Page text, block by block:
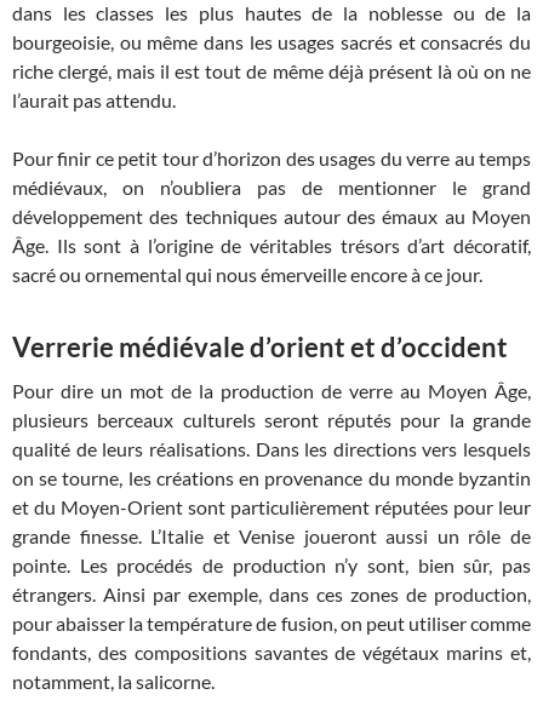
dans les classes les plus hautes de la noblesse ou de la
bourgeoisie, ou même dans les usages sacrés et consacrés du
riche clergé, mais il est tout de même déjà présent là où on ne
l’aurait pas attendu.
Pour finir ce petit tour d’horizon des usages du verre au temps
médiévaux, on n’oubliera pas de mentionner le grand
développement des techniques autour des émaux au Moyen
Âge. Ils sont à l’origine de véritables trésors d’art décoratif,
sacré ou ornemental qui nous émerveille encore à ce jour.
Verrerie médiévale d’orient et d’occident
Pour dire un mot de la production de verre au Moyen Âge,
plusieurs berceaux culturels seront réputés pour la grande
qualité de leurs réalisations. Dans les directions vers lesquels
on se tourne, les créations en provenance du monde byzantin
et du Moyen-Orient sont particulièrement réputées pour leur
grande finesse. L’Italie et Venise joueront aussi un rôle de
pointe. Les procédés de production n’y sont, bien sûr, pas
étrangers. Ainsi par exemple, dans ces zones de production,
pour abaisser la température de fusion, on peut utiliser comme
fondants, des compositions savantes de végétaux marins et,
notamment, la salicorne.